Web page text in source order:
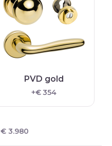
PVD gold
+€ 354
€ 3.980